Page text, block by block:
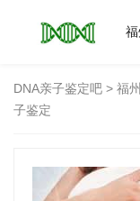
福
DNA亲子鉴定吧 > 福
子鉴定